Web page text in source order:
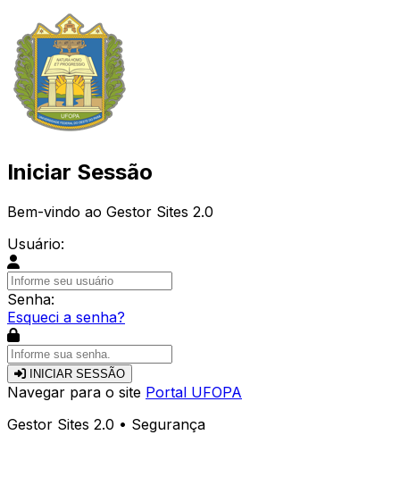
Iniciar Sessão
Bem-vindo ao Gestor Sites 2.0
Usuário:
Senha:
Esqueci a senha?
INICIAR SESSÃO
Navegar para o site Portal UFOPA
Gestor Sites 2.0 • Segurança